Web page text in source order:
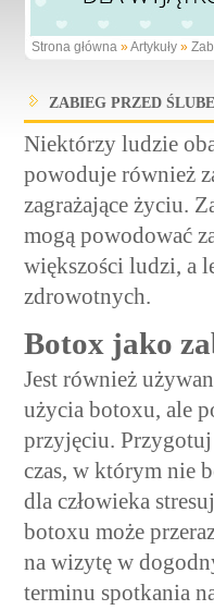
Strona główna »Artykuły »
ZABIEG PRZED
Niektórzy ludzie
powoduje również
zagrażające życiu.
mogą powodować
większości ludzi, a
zdrowotnych.
Botox jako
Jest również
użycia botoxu, ale
przyjęciu. Przygotuj
czas, w którym nie
dla człowieka
botoxu może
na wizytę w
terminu spotkania